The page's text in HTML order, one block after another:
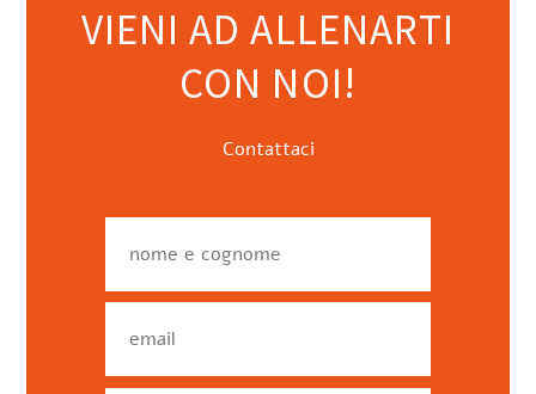
VIENI AD ALLENARTI
CON NOI!
Contattaci